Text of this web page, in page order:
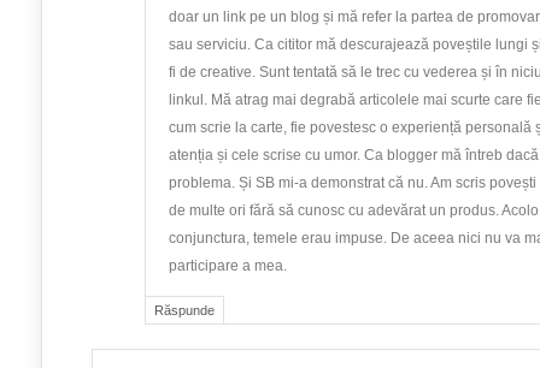
Răspunde
doar un link pe un blog și mă refer la partea de
sau serviciu. Ca cititor mă descurajează poveștile lungi
fi de creative. Sunt tentată să le trec cu vederea și în
linkul. Mă atrag mai degrabă articolele mai scurte care
cum scrie la carte, fie povestesc o experiență personală
atenția și cele scrise cu umor. Ca blogger mă întreb
problema. Și SB mi-a demonstrat că nu. Am scris
de multe ori fără să cunosc cu adevărat un produs.
conjunctura, temele erau impuse. De aceea nici nu va
participare a mea.